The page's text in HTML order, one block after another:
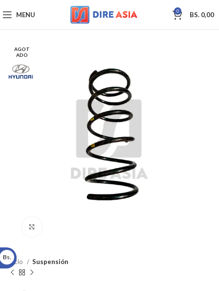
MENU 0 BS. 0,00
AGOT
ADO
Inicio Suspensión
Bs.